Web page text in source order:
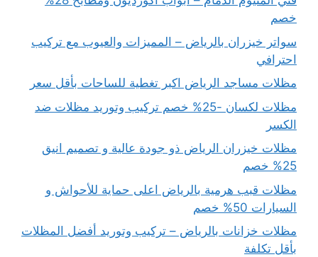
خصم
سواتر خيزران بالرياض – المميزات والعيوب مع تركيب
احترافي
مظلات مساجد الرياض اكبر تغطية للساحات بأقل سعر
مظلات لكسان -25% خصم تركيب وتوريد مظلات ضد
الكسر
مظلات خيزران الرياض ذو جودة عالية و تصميم انيق
25% خصم
مظلات قبب هرمية بالرياض اعلى حماية للأحواش و
السيارات 50% خصم
مظلات خزانات بالرياض – تركيب وتوريد أفضل المظلات
بأقل تكلفة